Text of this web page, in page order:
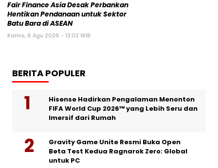
Fair Finance Asia Desak Perbankan
Hentikan Pendanaan untuk Sektor
Batu Bara di ASEAN
Kamis, 6 Agu 2026 - 13:02 WIB
BERITA POPULER
Hisense Hadirkan Pengalaman Menonton
FIFA World Cup 2026™ yang Lebih Seru dan
Imersif dari Rumah
Gravity Game Unite Resmi Buka Open
Beta Test Kedua Ragnarok Zero: Global
untuk PC